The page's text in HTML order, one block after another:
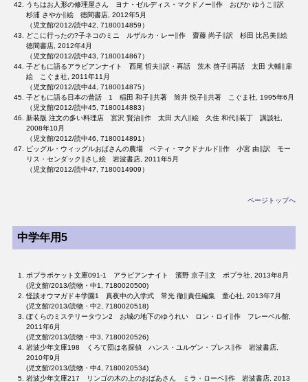
うちはお人形の修理屋さん ヨナ・ゼルディス・マクドノー∥作 おびか ゆうこ∥訳
杉浦 さやか∥絵 徳間書店, 2012年5月
（児文館/2012/読中42, 7180014859）
どこに行ったの?子ネコのミニ ルザルカ・レー∥作 齋藤 尚子∥訳 杉田 比呂美∥絵
徳間書店, 2012年4月
（児文館/2012/読中43, 7180014867）
子どもに語るアラビアンナイト 西尾 哲夫∥訳・再話 茨木 啓子∥再話 太田 大輔∥扉
絵 こぐま社, 2011年11月
（児文館/2012/読中44, 7180014875）
子どもに語る日本の昔話 1 稲田 和子∥共著 筒井 悦子∥共著 こぐま社, 1995年6月
（児文館/2012/読中45, 7180014883）
新装版 注文の多い料理店 宮沢 賢治∥作 太田 大八∥絵 久住 和代∥装丁 講談社,
2008年10月
（児文館/2012/読中46, 7180014891）
ピッグル・ウィッグルおばさんの農場 ベティ・マクドナルド∥作 小宮 由∥訳 モー
リス・センダック∥さし絵 岩波書店, 2011年5月
（児文館/2012/読中47, 7180014909）
ページトップへ
中学年用5
ポプラポケット文庫091-1 アラビアンナイト 濱野 京子∥文 ポプラ社, 2013年8月
(児文館/2013/読物・中1, 7180020500)
怪談オウマガドキ学園1 真夜中の入学式 常光 徹∥責任編集 童心社, 2013年7月
(児文館/2013/読物・中2, 7180020518)
ぼくらのミステリータウン2 お城の地下のゆうれい ロン・ロイ∥作 フレーベル館,
2011年6月
(児文館/2013/読物・中3, 7180020526)
岩波少年文庫198 くろて団は名探偵 ハンス・ユルゲン・プレス∥作 岩波書店,
2010年9月
(児文館/2013/読物・中4, 7180020534)
岩波少年文庫217 リンゴの木の上のおばあさん ミラ・ローベ∥作 岩波書店, 2013